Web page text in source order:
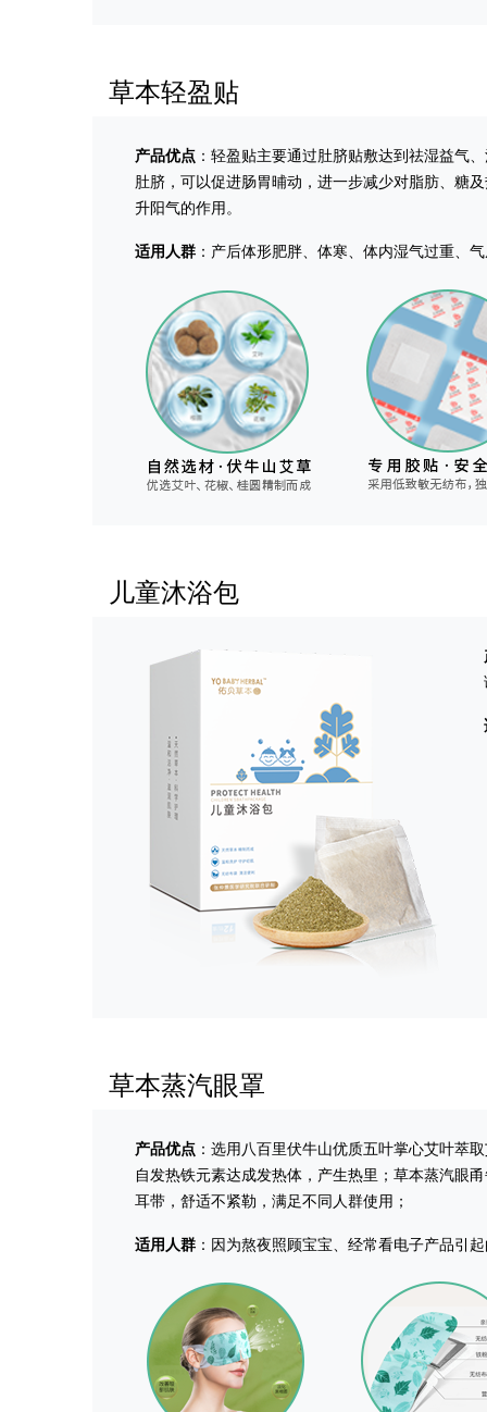
草本轻盈贴
产品优点 ：轻盈贴主要通过肚脐贴敷达到祛湿益气
肚脐，可以促进肠胃晡动，进一步减少对脂肪、糖
升阳气的作用。
适用人群 ：产后体形肥胖、体寒、体内湿气过重、
儿童沐浴包
草本蒸汽眼罩
产品优点 ：选用八百里伏牛山优质五叶掌心艾叶萃
自发热铁元素达成发热体，产生热里；草本蒸汽眼
耳带，舒适不紧勒，满足不同人群使用；
适用人群 ：因为熬夜照顾宝宝、经常看电子产品引